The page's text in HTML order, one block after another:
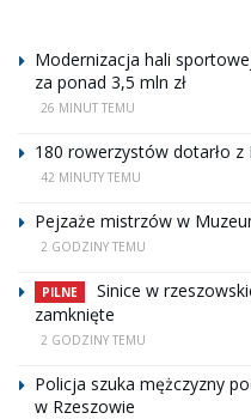
Modernizacja hali
za ponad 3,5 mln zł
26 MINUT TEMU
180 rowerzystów dotarło z
42 MINUTY TEMU
Pejzaże mistrzów w
2 GODZINY TEMU
PILNE
Sinice w
zamknięte
2 GODZINY TEMU
Policja szuka mężczyzny
w Rzeszowie